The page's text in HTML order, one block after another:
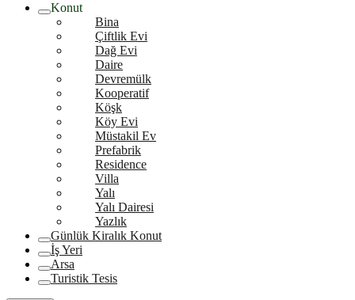
Konut
Bina
Çiftlik Evi
Dağ Evi
Daire
Devremülk
Kooperatif
Köşk
Köy Evi
Müstakil Ev
Prefabrik
Residence
Villa
Yalı
Yalı Dairesi
Yazlık
Günlük Kiralık Konut
İş Yeri
Arsa
Turistik Tesis